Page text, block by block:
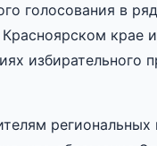
голосования в
крае
избирательного
региональных